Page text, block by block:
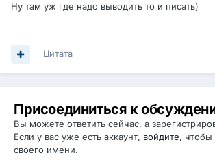
Ну там уж где надо выводить то и писать)
Цитата
Присоединиться к
Вы можете ответить сейчас, а
Если у вас уже есть аккаунт, войдите, чтобы
своего имени.